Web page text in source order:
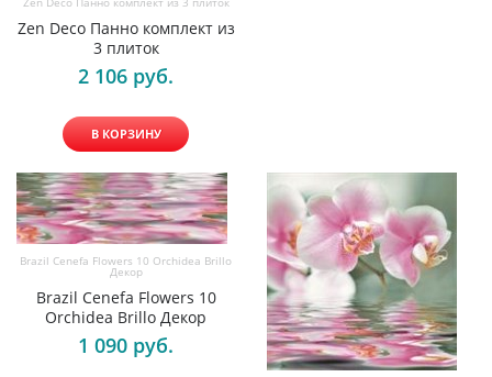
Zen Deco Панно комплект из
3 плиток
2 106 руб.
В КОРЗИНУ
Brazil Cenefa Flowers 10 Orchidea Brillo
Декор
Brazil Cenefa Flowers 10
Orchidea Brillo Декор
1 090 руб.